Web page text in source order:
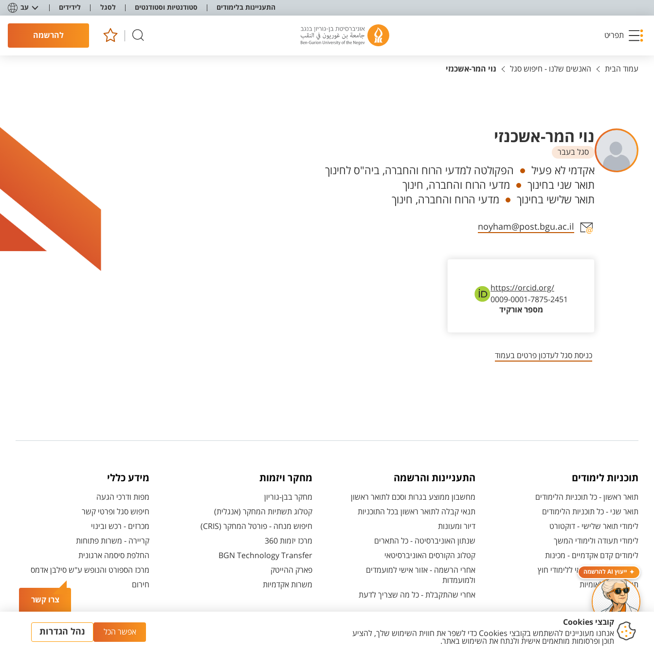
התעניינות בלימודים סטודנטיות וסטודנטים לסגל לידידים עב
תפריט להרשמה
צרו קשר
ייעוץ AI להרשמה
עמוד הבית האנשים שלנו - חיפוש סגל נוי המר-אשכנזי
נוי המר-אשכנזי
סגל בעבר
יחידות
אקדמי לא פעיל
הפקולטה למדעי הרוח והחברה, ביה"ס לחינוך
תואר שני בחינוך
מדעי הרוח והחברה, חינוך
תואר שלישי בחינוך
מדעי הרוח והחברה, חינוך
אזור צור קשר עם איש הסגל
noyham@post.bgu.ac.il
https://orcid.org/
0009-0001-7875-2451
מספר אורקיד
כניסת סגל לעדכון פרטים בעמוד
תוכניות לימודים
תואר ראשון - כל תוכניות הלימודים
תואר שני - כל תוכניות הלימודים
לימודי תואר שלישי - דוקטורט
לימודי תעודה ולימודי המשך
לימודים קדם אקדמיים - מכינות
המרכז האוניברסיטאי ללימודי חוץ
תוכניות בין-לאומיות
התעניינות והרשמה
מחשבון ממוצע בגרות וסכם לתואר ראשון
תנאי קבלה לתואר ראשון בכל התוכניות
דיור ומעונות
שנתון האוניברסיטה - כל התארים
קטלוג הקורסים האוניברסיטאי
אחרי הרשמה - אזור אישי למועמדים
ולמועמדות
אחרי שהתקבלת - כל מה שצריך לדעת
מחקר ויזמות
מחקר בבן-גוריון
קטלוג תשתיות המחקר (אנגלית)
חיפוש מנחה - פורטל המחקר (CRIS)
מרכז יזמות 360
BGN Technology Transfer
פארק ההייטק
משרות אקדמיות
מידע כללי
מפות ודרכי הגעה
חיפוש סגל ופרטי קשר
מכרזים - רכש ובינוי
קריירה - משרות פתוחות
החלפת סיסמה ארגונית
מרכז הספורט והנופש ע"ש סילבן אדמס
חירום